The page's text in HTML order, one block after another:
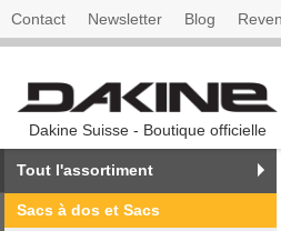
Contact Newsletter Blog
Dakine Suisse - Boutique officielle
Tout l'assortiment
Sacs à dos et Sacs